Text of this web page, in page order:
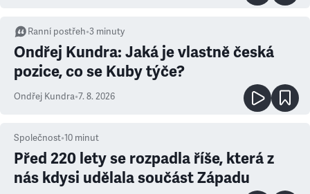
Ranní postřeh•3 minuty
Ondřej Kundra: Jaká je vlastně česká
pozice, co se Kuby týče?
Ondřej Kundra•7. 8. 2026
Společnost•10 minut
Před 220 lety se rozpadla říše, která z
nás kdysi udělala součást Západu